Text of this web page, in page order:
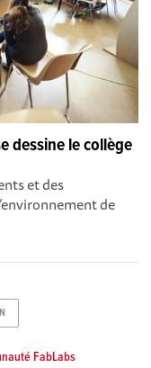
dessine le collège
et des
de
FabLabs